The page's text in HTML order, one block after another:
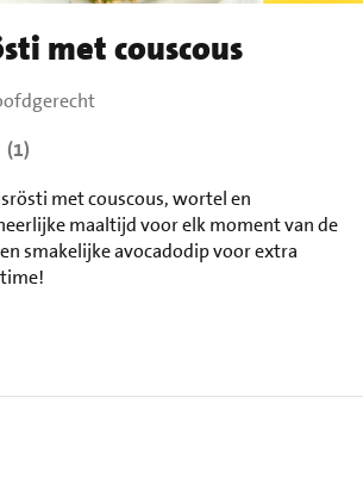
met couscous
met couscous, wortel en
maaltijd voor elk moment van de
smakelijke avocadodip voor extra
(1)